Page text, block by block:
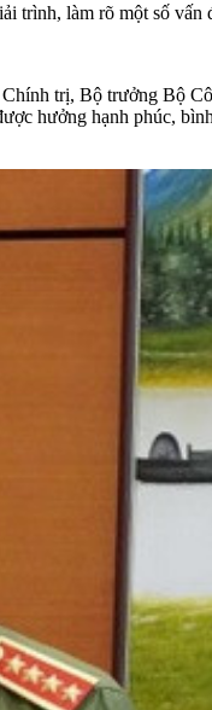
trình, làm rõ một số vấn
trị, Bộ trưởng Bộ
hưởng hạnh phúc,